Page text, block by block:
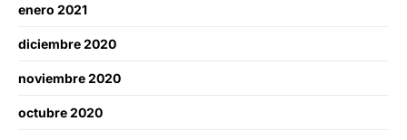
enero 2021
diciembre 2020
noviembre 2020
octubre 2020